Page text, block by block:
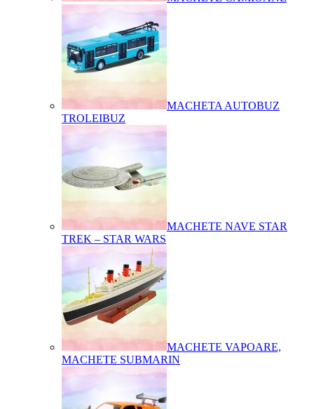
MACHETA AUTOBUZ
TROLEIBUZ
MACHETE NAVE STAR
TREK – STAR WARS
MACHETE VAPOARE,
MACHETE SUBMARIN